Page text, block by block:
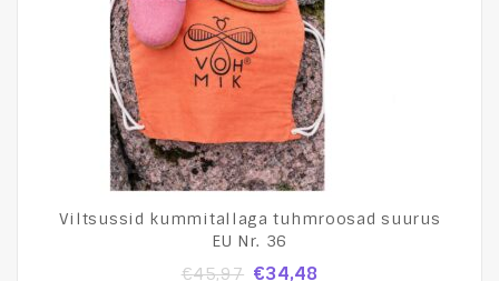
Viltsussid kummitallaga tuhmroosad suurus
EU Nr. 36
€45,97 €34,48